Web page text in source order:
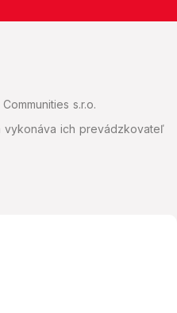
s.r.o.
vykonáva ich prevádzkovateľ